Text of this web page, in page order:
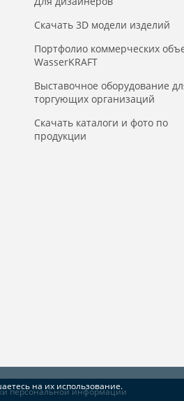
на их использование.
Скачать 3D модели изделий
Портфолио коммерческих
WasserKRAFT
Выставочное оборудование
торгующих организаций
Скачать каталоги и фото по
продукции
персональной информации